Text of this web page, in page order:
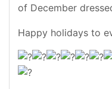
of December
Happy holidays to